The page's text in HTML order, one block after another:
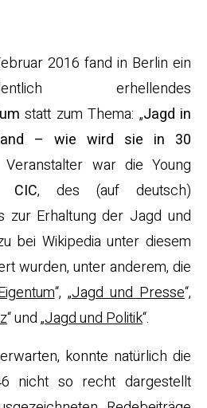
2016 fand in Berlin ein
erhellendes
statt zum Thema: „Jagd in
– wie wird sie in 30
Veranstalter war die Young
CIC, des (auf deutsch)
zur Erhaltung der Jagd und
bei Wikipedia unter diesem
wurden, unter anderem, die
“, „Jagd und Presse“,
“ und „Jagd und Politik“.
konnte natürlich die
nicht so recht dargestellt